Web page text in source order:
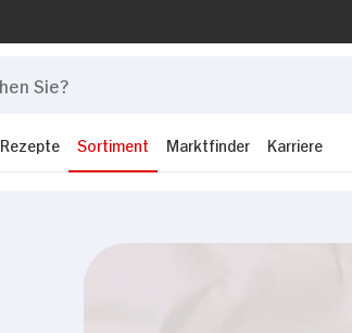
Rezepte Sortiment Marktfinder Karriere